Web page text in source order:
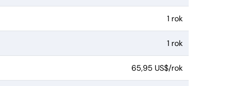
1 rok
1 rok
65,95 US$/rok